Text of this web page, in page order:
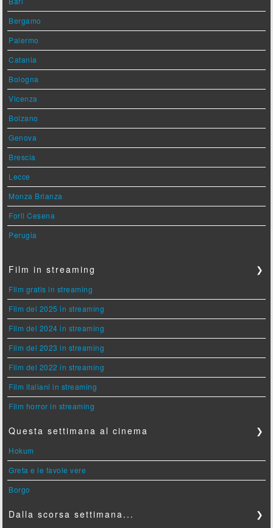
Bergamo
Palermo
Catania
Bologna
Vicenza
Bolzano
Genova
Brescia
Lecce
Monza Brianza
Forlì Cesena
Perugia
Film in streaming ❯
Film gratis in streaming
Film del 2025 in streaming
Film del 2024 in streaming
Film del 2023 in streaming
Film del 2022 in streaming
Film italiani in streaming
Film horror in streaming
Questa settimana al cinema ❯
Hokum
Greta e le favole vere
Borgo
Dalla scorsa settimana... ❯